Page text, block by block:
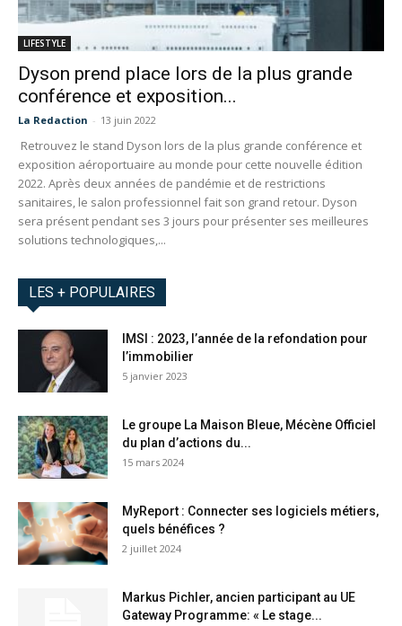
LIFESTYLE
Dyson prend place lors de la plus grande
conférence et exposition...
La Redaction - 13 juin 2022
Retrouvez le stand Dyson lors de la plus grande conférence et
exposition aéroportuaire au monde pour cette nouvelle édition
2022. Après deux années de pandémie et de restrictions
sanitaires, le salon professionnel fait son grand retour. Dyson
sera présent pendant ses 3 jours pour présenter ses meilleures
solutions technologiques,...
LES + POPULAIRES
IMSI : 2023, l’année de la refondation pour
l’immobilier
5 janvier 2023
Le groupe La Maison Bleue, Mécène Officiel
du plan d’actions du...
15 mars 2024
MyReport : Connecter ses logiciels métiers,
quels bénéfices ?
2 juillet 2024
Markus Pichler, ancien participant au UE
Gateway Programme: « Le stage...